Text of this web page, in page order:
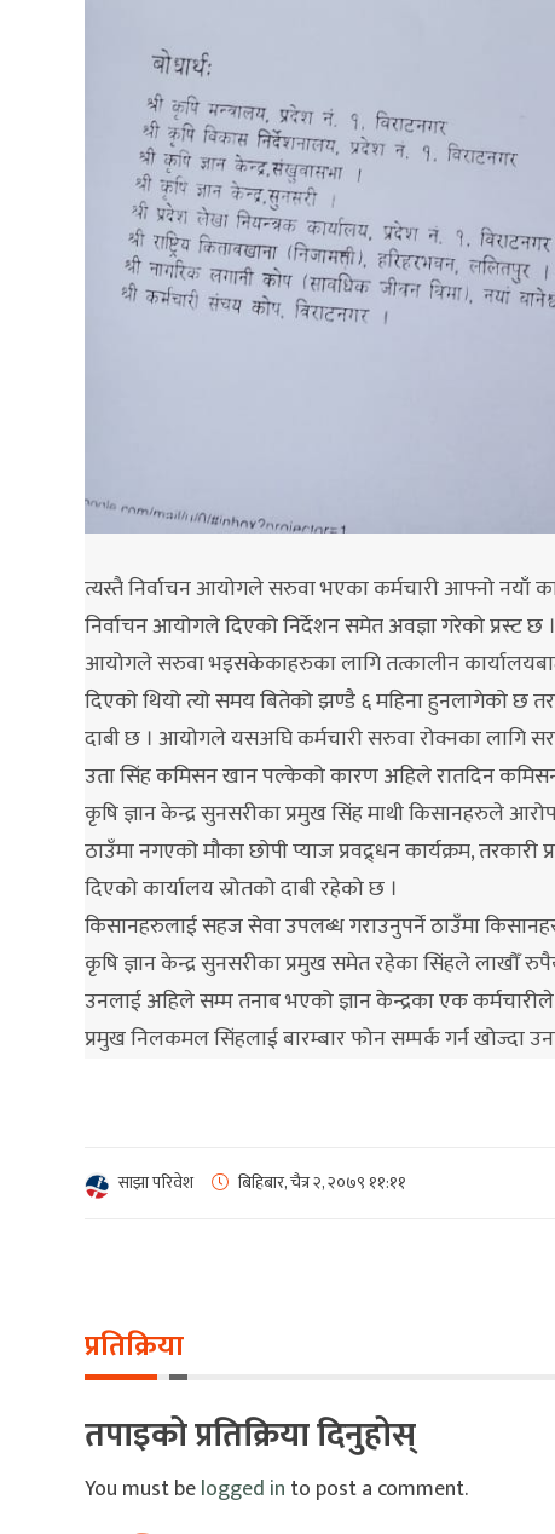
त्यस्तै निर्वाचन आयोगले सरुवा भएका कर्मचारी आफ्नो नयाँ
निर्वाचन आयोगले दिएको निर्देशन समेत अवज्ञा गरेको प्रस्ट छ ।
आयोगले सरुवा भइसकेकाहरुका लागि तत्कालीन
दिएको थियो त्यो समय बितेको झण्डै ६ महिना हुनलागेको छ
दाबी छ । आयोगले यसअघि कर्मचारी सरुवा रोक्नका लागि
उता सिंह कमिसन खान पल्केको कारण अहिले रातदिन
कृषि ज्ञान केन्द्र सुनसरीका प्रमुख सिंह माथी किसानहरुले
ठाउँमा नगएको मौका छोपी प्याज प्रवद्र्धन कार्यक्रम,
दिएको कार्यालय स्रोतको दाबी रहेको छ ।
किसानहरुलाई सहज सेवा उपलब्ध गराउनुपर्ने ठाउँमा
कृषि ज्ञान केन्द्र सुनसरीका प्रमुख समेत रहेका सिंहले लाखौँ
उनलाई अहिले सम्म तनाब भएको ज्ञान केन्द्रका एक
प्रमुख निलकमल सिंहलाई बारम्बार फोन सम्पर्क गर्न खोज्दा
साझा परिवेश बिहिबार, चैत्र २, २०७९ ११:११
प्रतिक्रिया
तपाइको प्रतिक्रिया दिनुहोस्
You must belogged in to post a comment.